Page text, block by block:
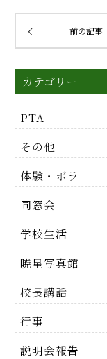
前の記事
カテゴリー
PTA
その他
体験・ボラ
同窓会
学校生活
暁星写真館
校長講話
行事
説明会報告